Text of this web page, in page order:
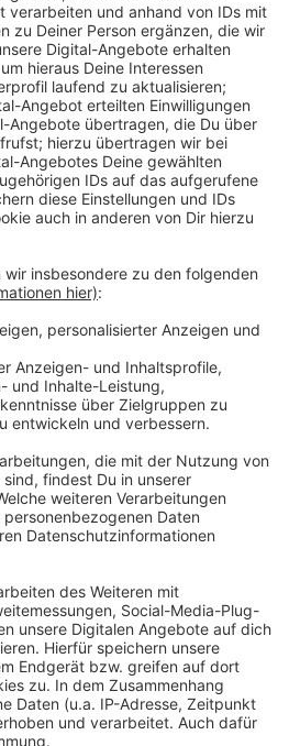
eine Fußbodenheizung. So
verhindern an Stellen,
nur schwer hinkommt. Bei
so die Wärme aus der
weiterverwenden."
Straße 2050 immer mehr
Es wird geforscht an
Elektrofahrzeuge während der
werden, ohne dass die
belastet wird. Erste Versuche
sehr effektiv geht, sagt
an Straßen sei jetzt
um den YouTube
zu laden!
einen Service eines
um Videoinhalte
Dieser Service kann
Ihren Aktivitäten